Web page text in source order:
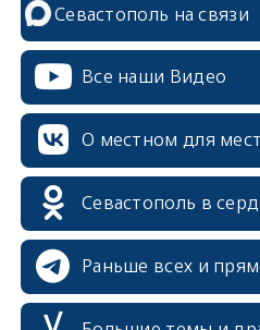
Севастополь на связи
Все наши Видео
О местном для
Севастополь в
Раньше всех и